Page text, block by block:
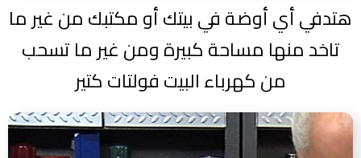
هتدفي أي أوضة في بيتك أو مكتبك من غير ما
تاخد منها مساحة كبيرة ومن غير ما تسحب
من كهرباء البيت فولتات كتير